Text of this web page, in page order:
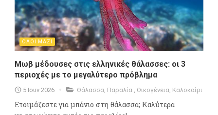
ΟΛΟΙ ΜΑΖΙ
Μωβ μέδουσες στις ελληνικές θάλασσες: οι 3
περιοχές με το μεγαλύτερο πρόβλημα
5 Ιουν 2026 Θάλασσα, Παραλία , Οικογένεια, Καλοκαίρι
Ετοιμάζεστε για μπάνιο στη θάλασσα; Καλύτερα